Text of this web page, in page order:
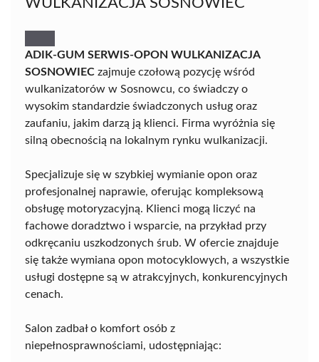
ADIK-GUM SERWIS-OPON WULKANIZACJA
SOSNOWIEC zajmuje czołową pozycję wśród
wulkanizatorów w Sosnowcu, co świadczy o
wysokim standardzie świadczonych usług oraz
zaufaniu, jakim darzą ją klienci. Firma wyróżnia się
silną obecnością na lokalnym rynku wulkanizacji.
Specjalizuje się w szybkiej wymianie opon oraz
profesjonalnej naprawie, oferując kompleksową
obsługę motoryzacyjną. Klienci mogą liczyć na
fachowe doradztwo i wsparcie, na przykład przy
odkręcaniu uszkodzonych śrub. W ofercie znajduje
się także wymiana opon motocyklowych, a wszystkie
usługi dostępne są w atrakcyjnych, konkurencyjnych
cenach.
Salon zadbał o komfort osób z
niepełnosprawnościami, udostępniając: